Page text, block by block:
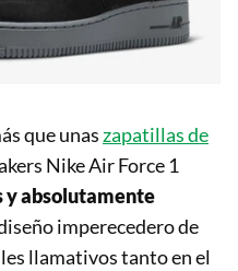
que unaszapatillas de
Nike Air Force 1
y absolutamente
imperecedero de
llamativos tanto en el